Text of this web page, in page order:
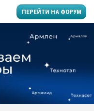
ПЕРЕЙТИ НА ФОРУМ
производство SPC
заводу пластмасс"